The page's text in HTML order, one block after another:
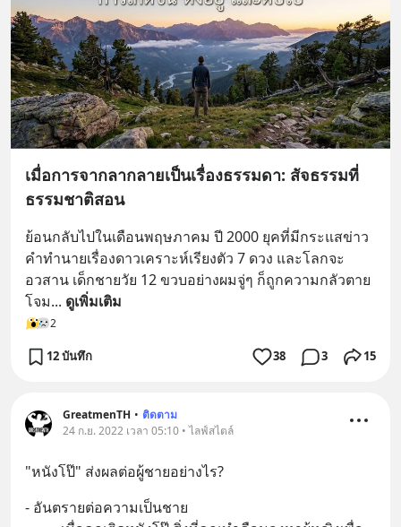
เมื่อการจากลากลายเป็นเรื่องธรรมดา: สัจธรรมที่
ธรรมชาติสอน
ย้อนกลับไปในเดือนพฤษภาคม ปี 2000 ยุคที่มีกระแสข่าว
คำทำนายเรื่องดาวเคราะห์เรียงตัว 7 ดวง และโลกจะ
อวสาน เด็กชายวัย 12 ขวบอย่างผมจู่ๆ ก็ถูกความกลัวตาย
โจม... ดูเพิ่มเติม
2
12 บันทึก 38 3 15
GreatmenTH • ติดตาม
24 ก.ย. 2022 เวลา 05:10 • ไลฟ์สไตล์
"หนังโป๊" ส่งผลต่อผู้ชายอย่างไร?
- อันตรายต่อความเป็นชาย